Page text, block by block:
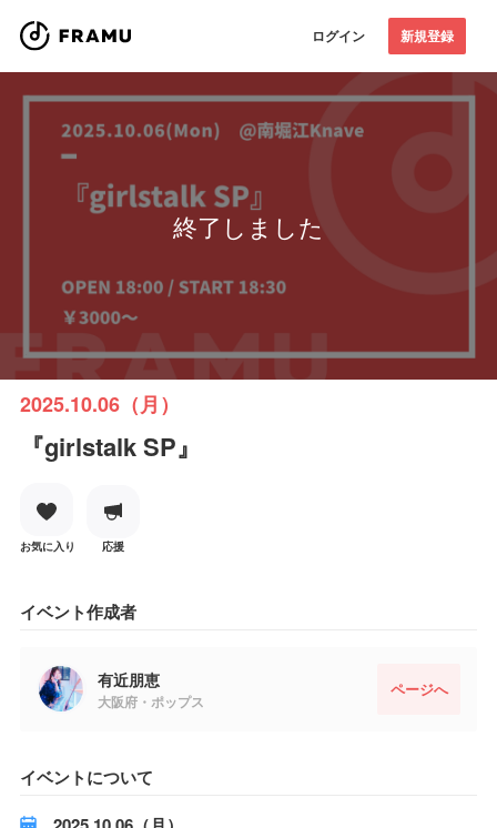
ログイン 新規登録
終了しました
2025.10.06（月）
『girlstalk SP』
お気に入り 応援
イベント作成者
有近朋恵
大阪府・ポップス
ページへ
イベントについて